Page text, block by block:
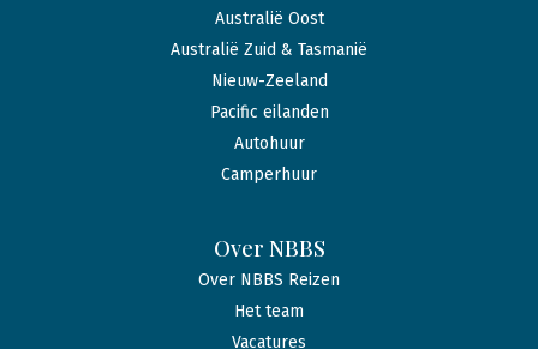
Australië Oost
Australië Zuid & Tasmanië
Nieuw-Zeeland
Pacific eilanden
Autohuur
Camperhuur
Over NBBS
Over NBBS Reizen
Het team
Vacatures